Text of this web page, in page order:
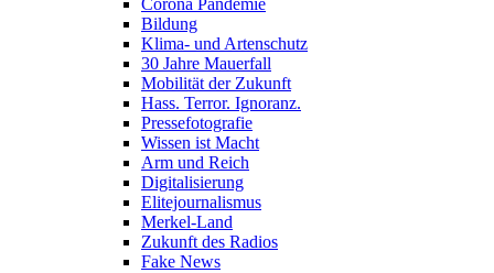
Corona Pandemie
Bildung
Klima- und Artenschutz
30 Jahre Mauerfall
Mobilität der Zukunft
Hass. Terror. Ignoranz.
Pressefotografie
Wissen ist Macht
Arm und Reich
Digitalisierung
Elitejournalismus
Merkel-Land
Zukunft des Radios
Fake News